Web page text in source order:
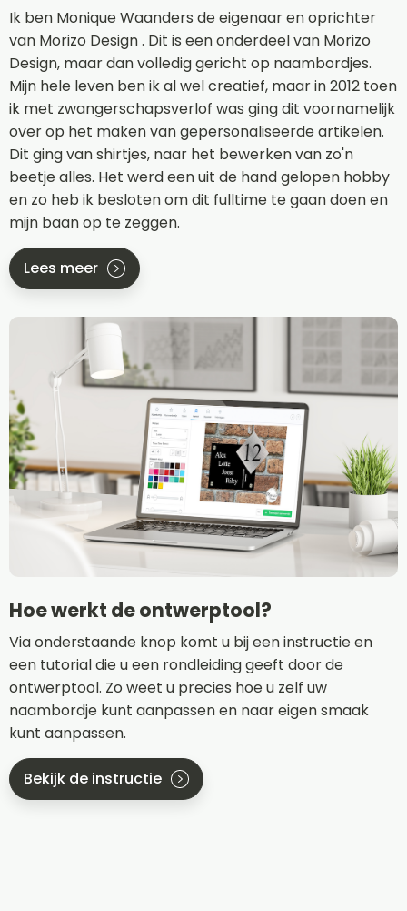
Ik ben Monique Waanders de eigenaar en oprichter
van Morizo Design . Dit is een onderdeel van Morizo
Design, maar dan volledig gericht op naambordjes.
Mijn hele leven ben ik al wel creatief, maar in 2012 toen
ik met zwangerschapsverlof was ging dit voornamelijk
over op het maken van gepersonaliseerde artikelen.
Dit ging van shirtjes, naar het bewerken van zo'n
beetje alles. Het werd een uit de hand gelopen hobby
en zo heb ik besloten om dit fulltime te gaan doen en
mijn baan op te zeggen.
Lees meer
Hoe werkt de ontwerptool?
Via onderstaande knop komt u bij een instructie en
een tutorial die u een rondleiding geeft door de
ontwerptool. Zo weet u precies hoe u zelf uw
naambordje kunt aanpassen en naar eigen smaak
kunt aanpassen.
Bekijk de instructie